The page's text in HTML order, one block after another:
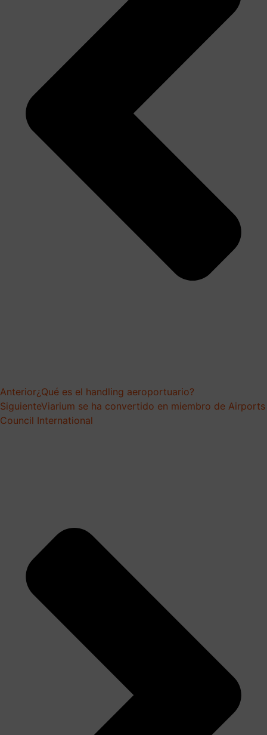
Anterior¿Qué es el handling aeroportuario?
SiguienteViarium se ha convertido en miembro de Airports
Council International